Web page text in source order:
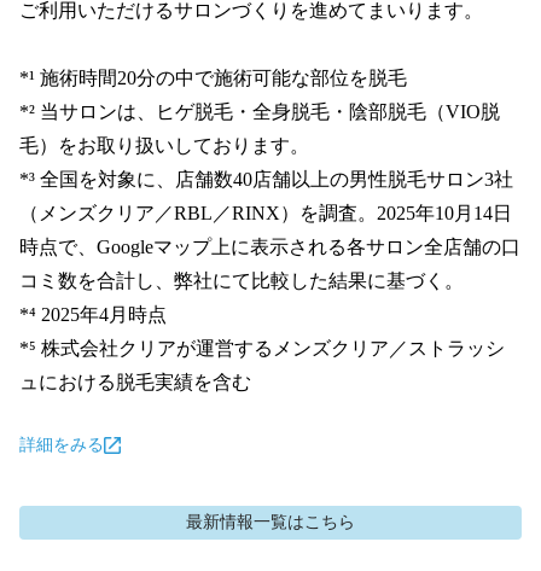
ご利用いただけるサロンづくりを進めてまいります。
*¹ 施術時間20分の中で施術可能な部位を脱毛
*² 当サロンは、ヒゲ脱毛・全身脱毛・陰部脱毛（VIO脱
毛）をお取り扱いしております。
*³ 全国を対象に、店舗数40店舗以上の男性脱毛サロン3社
（メンズクリア／RBL／RINX）を調査。2025年10月14日
時点で、Googleマップ上に表示される各サロン全店舗の口
コミ数を合計し、弊社にて比較した結果に基づく。
*⁴ 2025年4月時点
*⁵ 株式会社クリアが運営するメンズクリア／ストラッシ
ュにおける脱毛実績を含む
詳細をみる
最新情報一覧はこちら